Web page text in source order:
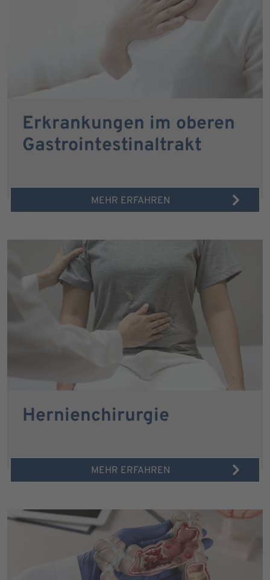
Erkrankungen im oberen
Gastrointestinaltrakt
MEHR ERFAHREN
Hernienchirurgie
MEHR ERFAHREN